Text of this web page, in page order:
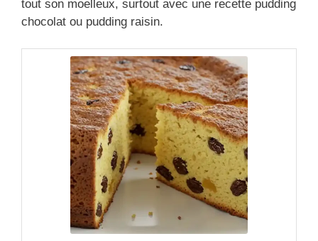
tout son moelleux, surtout avec une recette pudding
chocolat ou pudding raisin.